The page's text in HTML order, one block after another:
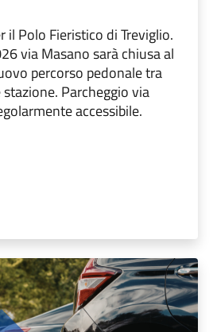
il Polo Fieristico di Treviglio.
via Masano sarà chiusa al
percorso pedonale tra
Parcheggio via
accessibile.